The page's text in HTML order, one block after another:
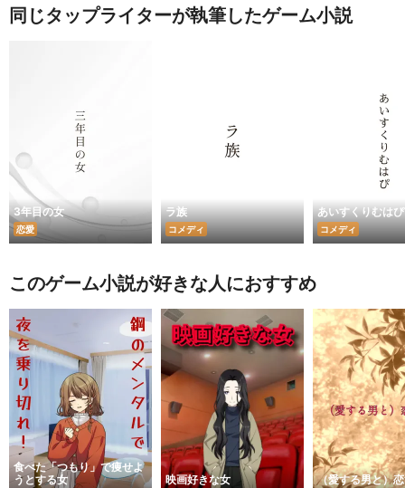
同じタップライターが執筆したゲーム小説
3年目の女
恋愛
ラ族
コメディ
あいすくりむはぴ
コメディ
このゲーム小説が好きな人におすすめ
食べた「つもり」で痩せよ
うとする女
映画好きな女 （愛する男と）